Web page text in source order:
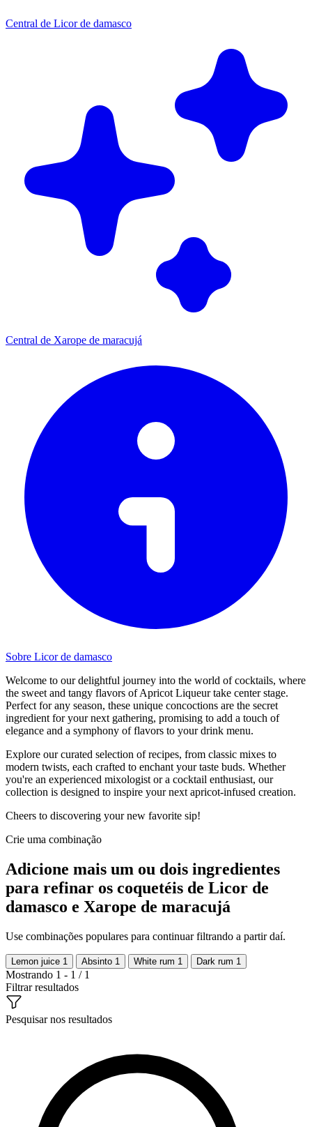
Central de Licor de damasco
Central de Xarope de maracujá
Sobre Licor de damasco
Welcome to our delightful journey into the world of cocktails, where
the sweet and tangy flavors of Apricot Liqueur take center stage.
Perfect for any season, these unique concoctions are the secret
ingredient for your next gathering, promising to add a touch of
elegance and a symphony of flavors to your drink menu.
Explore our curated selection of recipes, from classic mixes to
modern twists, each crafted to enchant your taste buds. Whether
you're an experienced mixologist or a cocktail enthusiast, our
collection is designed to inspire your next apricot-infused creation.
Cheers to discovering your new favorite sip!
Crie uma combinação
Adicione mais um ou dois ingredientes
para refinar os coquetéis de Licor de
damasco e Xarope de maracujá
Use combinações populares para continuar filtrando a partir daí.
Lemon juice 1 Absinto 1 White rum 1 Dark rum 1
Mostrando 1 - 1 / 1
Filtrar resultados
Pesquisar nos resultados